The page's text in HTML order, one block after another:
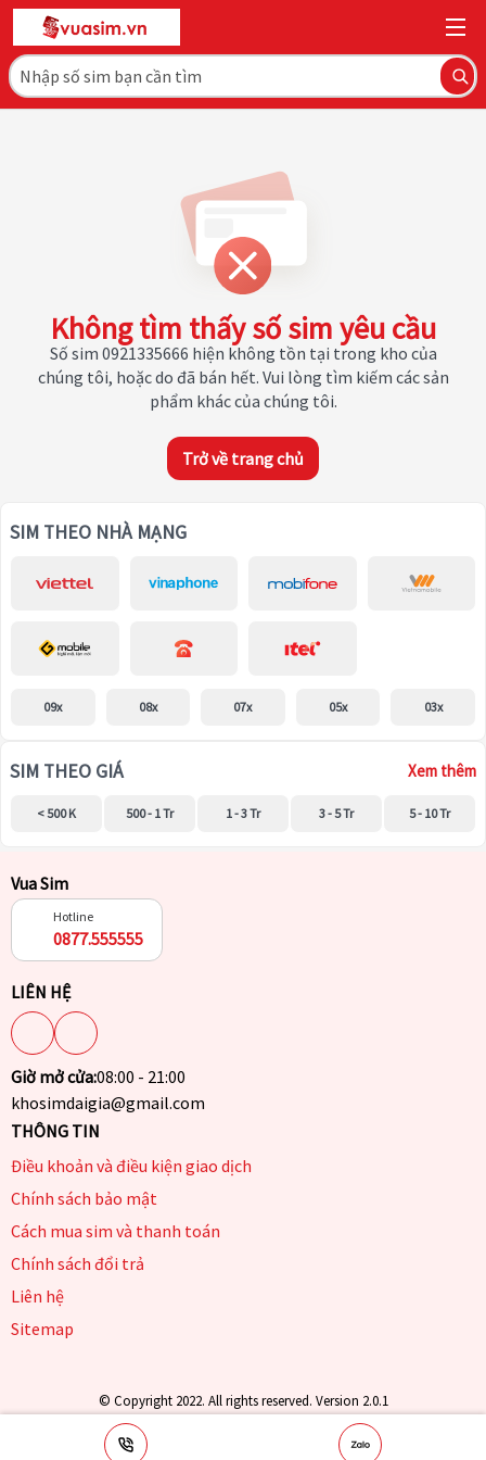
Không tìm thấy số sim yêu cầu
Số sim 0921335666 hiện không tồn tại trong kho của
chúng tôi, hoặc do đã bán hết. Vui lòng tìm kiếm các sản
phẩm khác của chúng tôi.
Trở về trang chủ
SIM THEO NHÀ MẠNG
09x 08x 07x 05x 03x
SIM THEO GIÁ Xem thêm
< 500 K 500 - 1 Tr 1 - 3 Tr 3 - 5 Tr 5 - 10 Tr
Vua Sim
Hotline
0877.555555
LIÊN HỆ
Giờ mở cửa:08:00 - 21:00
khosimdaigia@gmail.com
THÔNG TIN
Điều khoản và điều kiện giao dịch
Chính sách bảo mật
Cách mua sim và thanh toán
Chính sách đổi trả
Liên hệ
Sitemap
© Copyright 2022. All rights reserved. Version 2.0.1